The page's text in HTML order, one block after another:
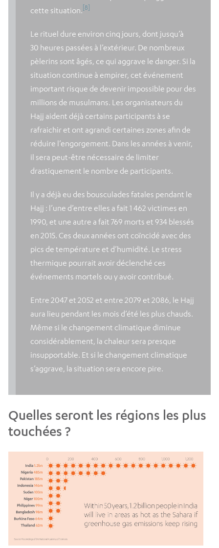
cette situation. [8]
Le rituel dure environ cinq jours, dont jusqu’à
30 heures passées à l’extérieur. De nombreux
pèlerins sont âgés, ce qui aggrave le danger. Si la
situation continue à empirer, cet événement
important risque de devenir impossible pour des
millions de musulmans. Les organisateurs du
Hajj aident déjà certains participants à se
rafraichir et ont agrandi certaines zones afin de
réduire l’engorgement. Dans les années à venir,
il sera peut-être nécessaire de limiter
drastiquement le nombre de participants.
Il y a déjà eu des bousculades fatales pendant le
Hajj : l’une d’entre elles a fait 1 462 victimes en
1990, et une autre a fait 769 morts et 934 blessés
en 2015. Ces deux années ont coïncidé avec des
pics de température et d’humidité. Le stress
thermique pourrait avoir déclenché ces
événements mortels ou y avoir contribué.
Entre 2047 et 2052 et entre 2079 et 2086, le Hajj
aura lieu pendant les mois d’été les plus chauds.
Même si le changement climatique diminue
considérablement, la chaleur sera presque
insupportable. Et si le changement climatique
s’aggrave, la situation sera encore pire.
Quelles seront les régions les plus
touchées ?